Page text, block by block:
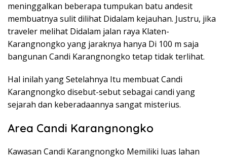
meninggalkan beberapa tumpukan batu andesit
membuatnya sulit dilihat Didalam kejauhan. Justru, jika
traveler melihat Didalam jalan raya Klaten-
Karangnongko yang jaraknya hanya Di 100 m saja
bangunan Candi Karangnongko tetap tidak terlihat.
Hal inilah yang Setelahnya Itu membuat Candi
Karangnongko disebut-sebut sebagai candi yang
sejarah dan keberadaannya sangat misterius.
Area Candi Karangnongko
Kawasan Candi Karangnongko Memiliki luas lahan